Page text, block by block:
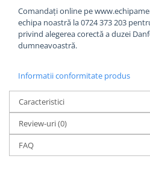
Comandați online pe
echipa noastră la 0724 373 203
privind alegerea corectă a duzei
dumneavoastră.
Informatii conformitate produs
Caracteristici
Review-uri(0)
FAQ